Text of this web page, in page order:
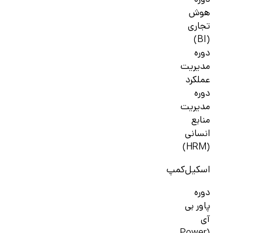
هوش
تجاری
(BI)
دوره
مدیریت
عملکرد
دوره
مدیریت
منابع
انسانی
(HRM)
اسکیل‌کمپ
دوره
پاور بی
آی